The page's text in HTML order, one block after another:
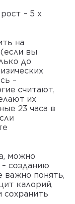
– 5 х
на
вы
до
–
считают,
их
23 часа в
можно
созданию
важно понять,
калорий,
сохранить